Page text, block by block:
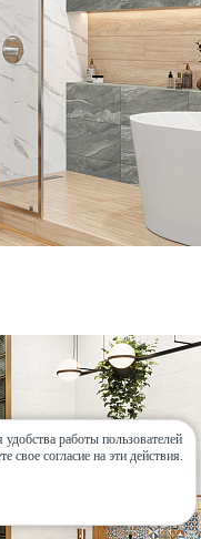
работы пользователей
свое согласие на эти действия.